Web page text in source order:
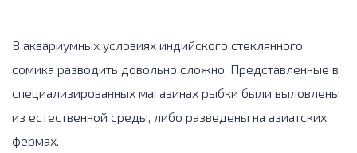
В аквариумных условиях индийского стеклянного
сомика разводить довольно сложно. Представленные в
специализированных магазинах рыбки были выловлены
из естественной среды, либо разведены на азиатских
фермах.